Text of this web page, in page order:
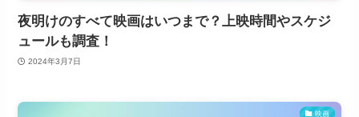
夜明けのすべて映画はいつまで？上映時間やスケジ
ュールも調査！
2024年3月7日
映画